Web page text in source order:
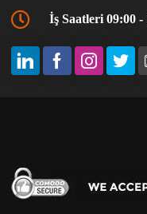
İş Saatleri 09:00 -